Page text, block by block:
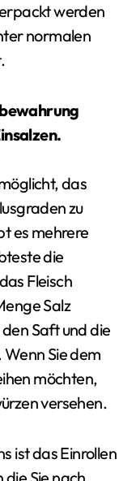
werden
normalen
das
zu
es mehrere
die
Fleisch
Salz
Saft und die
Sie dem
möchten,
versehen.
ist das Einrollen